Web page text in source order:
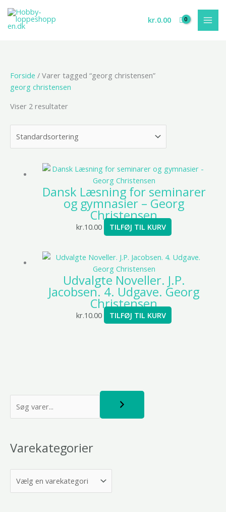
indholdet
kr.0.00
S
Varekategorier
Forside / Varer tagged “georg christensen”
georg christensen
Viser 2 resultater
Dansk Læsning for seminarer
og gymnasier – Georg
Christensen
kr.10.00 TILFØJ TIL KURV
Udvalgte Noveller. J.P.
Jacobsen. 4. Udgave. Georg
Christensen
kr.10.00 TILFØJ TIL KURV